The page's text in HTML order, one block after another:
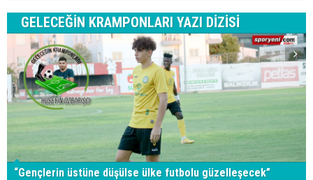
GELECEĞİN KRAMPONLARI YAZI DİZİSİ
“Gençlerin üstüne düşülse ülke futbolu güzelleşecek”